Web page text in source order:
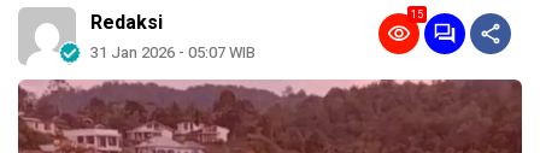
Redaksi
31 Jan 2026 - 05:07 WIB
15